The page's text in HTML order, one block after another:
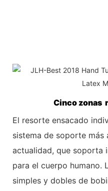
Cinco zonas
El resorte ensacado
sistema de soporte más
actualidad, que soporta
para el cuerpo humano.
simples y dobles de